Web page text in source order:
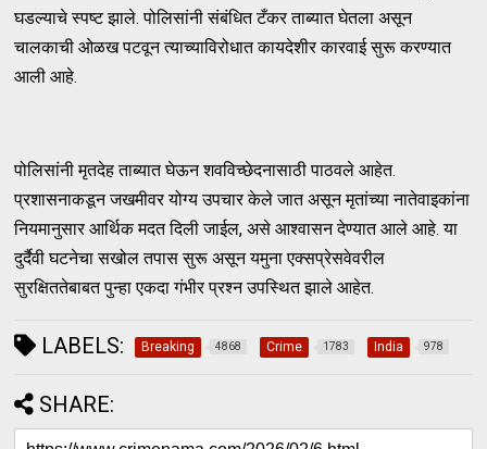
घडल्याचे स्पष्ट झाले. पोलिसांनी संबंधित टँकर ताब्यात घेतला असून
चालकाची ओळख पटवून त्याच्याविरोधात कायदेशीर कारवाई सुरू करण्यात
आली आहे.
पोलिसांनी मृतदेह ताब्यात घेऊन शवविच्छेदनासाठी पाठवले आहेत.
प्रशासनाकडून जखमीवर योग्य उपचार केले जात असून मृतांच्या नातेवाइकांना
नियमानुसार आर्थिक मदत दिली जाईल, असे आश्वासन देण्यात आले आहे. या
दुर्दैवी घटनेचा सखोल तपास सुरू असून यमुना एक्सप्रेसवेवरील
सुरक्षिततेबाबत पुन्हा एकदा गंभीर प्रश्न उपस्थित झाले आहेत.
LABELS: Breaking 4868 Crime 1783 India 978
SHARE: